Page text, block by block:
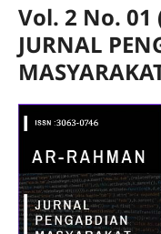
Vol. 2 No. 01
JURNAL